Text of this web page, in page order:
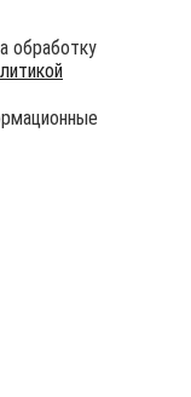
обработку